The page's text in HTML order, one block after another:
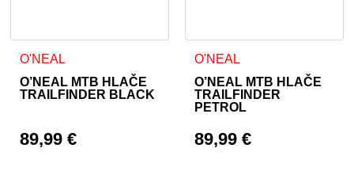
O'NEAL
O’NEAL MTB HLAČE
TRAILFINDER BLACK
89,99€
Ta izdelek ima več različic. Možnosti lahko izberete na
O'NEAL
O’NEAL MTB HLAČE
TRAILFINDER
PETROL
89,99 €
Ta izdelek ima več različic.